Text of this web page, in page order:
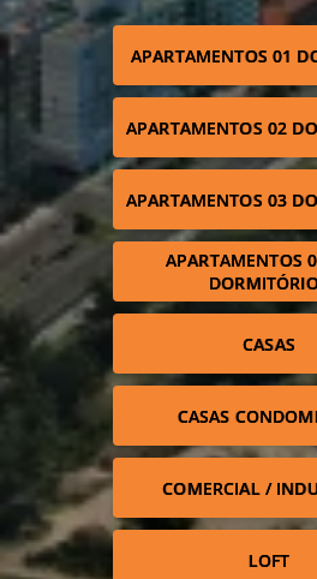
APARTAMENTOS 01
APARTAMENTOS 02
APARTAMENTOS 03
APARTAMENTOS
CASAS
CASAS
COMERCIAL /
LOFT